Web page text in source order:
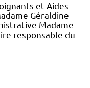
et Aides-
Géraldine
Madame
responsable du